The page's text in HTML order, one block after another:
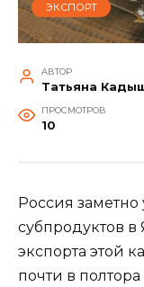
ЭКСПОРТ
АВТОР
Татьяна
ПРОСМОТРОВ
10
Россия
субпродуктов
экспорта этой
почти в